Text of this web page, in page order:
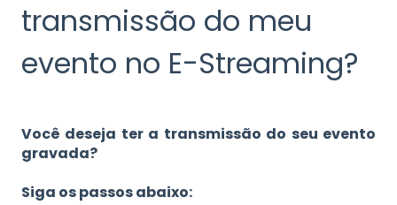
transmissão do meu
evento no E-Streaming?
Você deseja ter a transmissão do seu evento
gravada?
Siga os passos abaixo: